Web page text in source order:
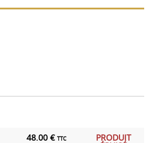
48.00 €TTC PRODUIT